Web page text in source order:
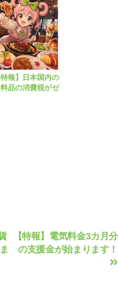
特報】日本国内の
品の消費税がゼ
【特報】電気料金3カ月分
の支援金が始まります！